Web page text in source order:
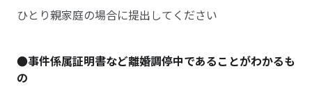
ひとり親家庭の場合に提出してください
●事件係属証明書など離婚調停中であることがわかるも
の